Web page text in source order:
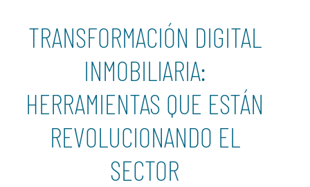
TRANSFORMACIÓN DIGITAL
INMOBILIARIA:
HERRAMIENTAS QUE ESTÁN
REVOLUCIONANDO EL
SECTOR